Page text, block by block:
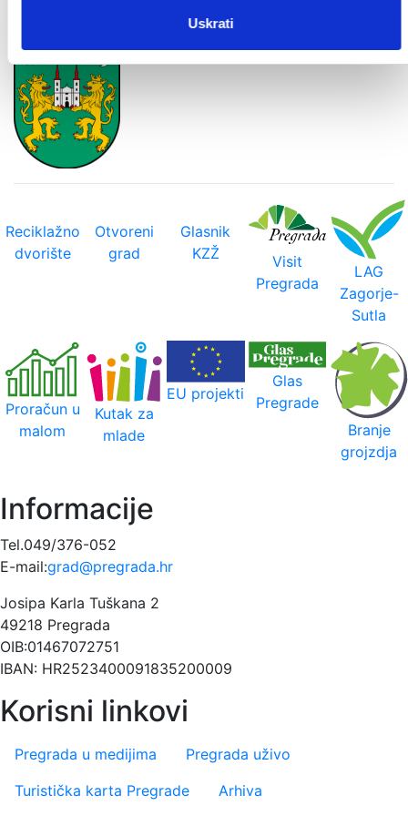
Uskrati
Savjetovanje
Reciklažno
dvorište
Otvoreni
grad
Glasnik
KZŽ
Visit
Pregrada
LAG
Zagorje-
Sutla
Proračun u
malom
Kutak za
mlade
EU projekti
Glas
Pregrade
Branje
grojzdja
Informacije
Tel.049/376-052
E-mail:grad@pregrada.hr
Josipa Karla Tuškana 2
49218 Pregrada
OIB:01467072751
IBAN: HR2523400091835200009
Korisni linkovi
Pregrada u medijima
Pregrada uživo
Turistička karta Pregrade
Arhiva